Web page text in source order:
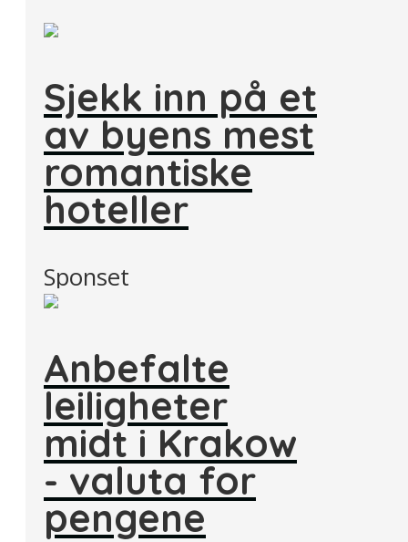
Sjekk inn på et
av byens mest
romantiske
hoteller
Sponset
Anbefalte
leiligheter
midt i Krakow
- valuta for
pengene